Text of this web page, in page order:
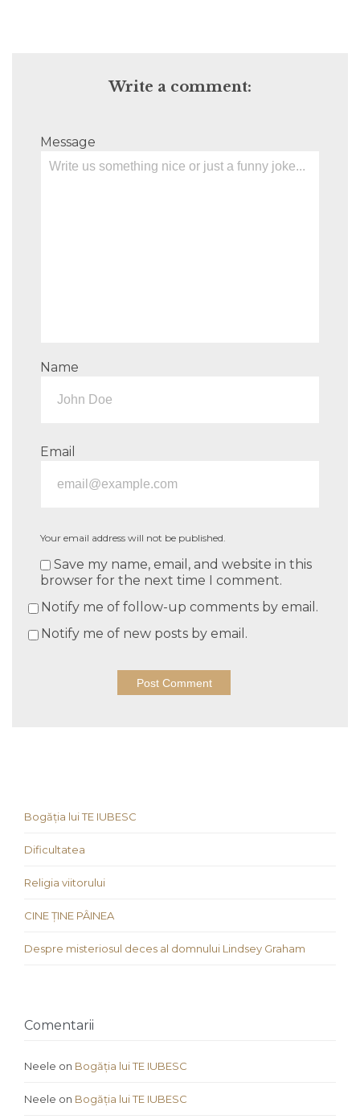
Write a comment:
Message
Name
Email
Your email address will not be published.
Save my name, email, and website in this
browser for the next time I comment.
Notify me of follow-up comments by email.
Notify me of new posts by email.
Bogăția lui TE IUBESC
Dificultatea
Religia viitorului
CINE ȚINE PÂINEA
Despre misteriosul deces al domnului Lindsey Graham
Comentarii
Neele on Bogăția lui TE IUBESC
Neele on Bogăția lui TE IUBESC